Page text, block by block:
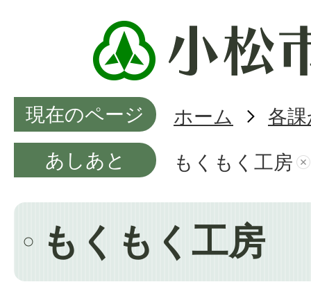
現在のページ ホーム
各
あしあと
もくもく工房
もくもく工房